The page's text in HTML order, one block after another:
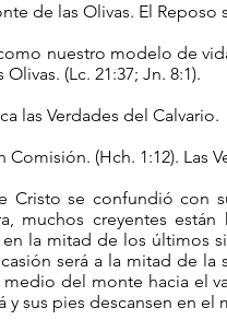
de las Olivas. El
como nuestro modelo
(Lc. 21:37; Jn. 8:1).
las Verdades del Calvario.
Comisión. (Hch. 1:12). Las
se confundió con
muchos creyentes
la mitad de los últimos
será a la mitad de
del monte hacia el
sus pies descansen en el